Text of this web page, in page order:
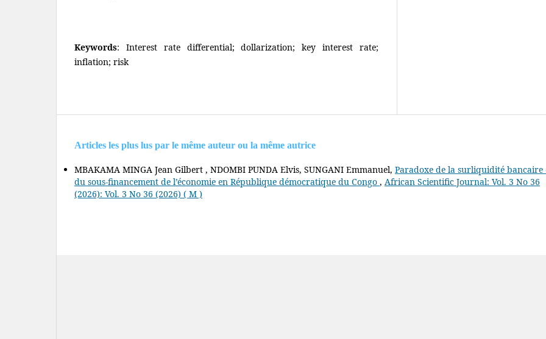
Keywords: Interest rate differential; dollarization; key interest rate;
inflation; risk
Articles les plus lus par le même auteur ou la même autrice
MBAKAMA MINGA Jean Gilbert , NDOMBI PUNDA Elvis, SUNGANI Emmanuel, Paradoxe de la surliquidité bancaire
du sous-financement de l’économie en République démocratique du Congo , African Scientific Journal: Vol. 3 No 36
(2026): Vol. 3 No 36 (2026) ( M )